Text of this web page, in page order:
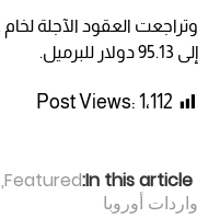
إلى 95.13 دولار للبرميل.
Post Views: 1٬112
In this article:
Featured
,
واردات أوروبا